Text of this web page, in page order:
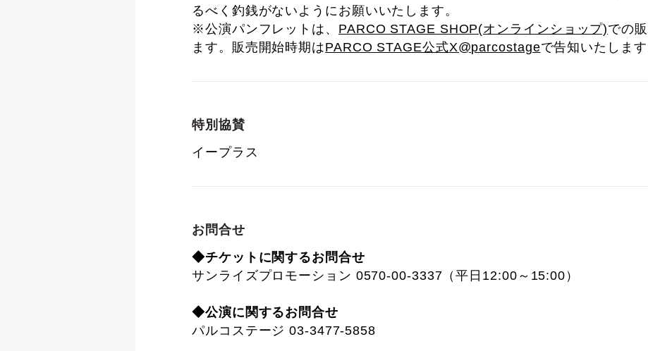
るべく釣銭がないようにお願いいたします。
※公演パンフレットは、 PARCO STAGE SHOP(オンラインショップ)での
ます。販売開始時期はPARCO STAGE公式X@parcostageで告知いたします
特別協賛
イープラス
お問合せ
◆チケットに関するお問合せ
サンライズプロモーション 0570-00-3337（平日12:00～15:00）
◆公演に関するお問合せ
パルコステージ 03-3477-5858